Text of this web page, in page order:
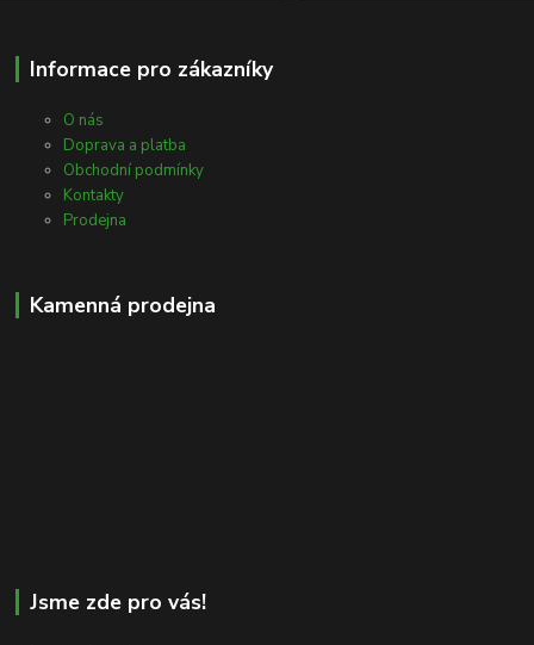
Informace pro zákazníky
O nás
Doprava a platba
Obchodní podmínky
Kontakty
Prodejna
Kamenná prodejna
Jsme zde pro vás!